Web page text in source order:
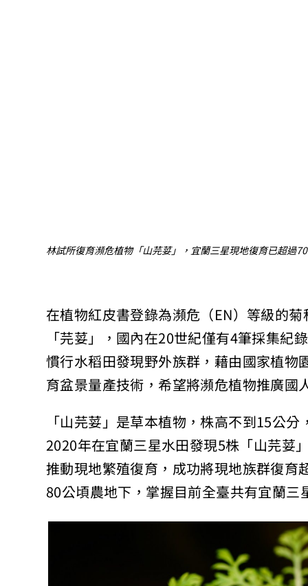
林試所復育瀕危植物「山芫荽」，宜蘭三星現地復育已超過
在植物紅皮書登錄為瀕危（EN）等級的
「芫荽」，國內在20世紀僅有4筆採集
慣行水稻田發現野外族群，藉由國家植
育盆景量產技術，希望將瀕危植物推廣
「山芫荽」是草本植物，株高不到15公
2020年在宜蘭三星水田發現5株「山芫荽
推動現地繁殖復育，成功將現地族群復
80公頃農地下，掌握目前全臺共有宜蘭